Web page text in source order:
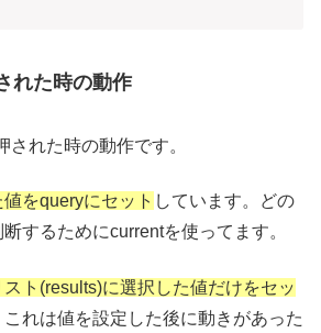
れた時の動作
れた時の動作です。
をqueryにセット しています。どの
するためにcurrentを使ってます。
ト(results)に選択した値だけをセッ
れは値を設定した後に動きがあった